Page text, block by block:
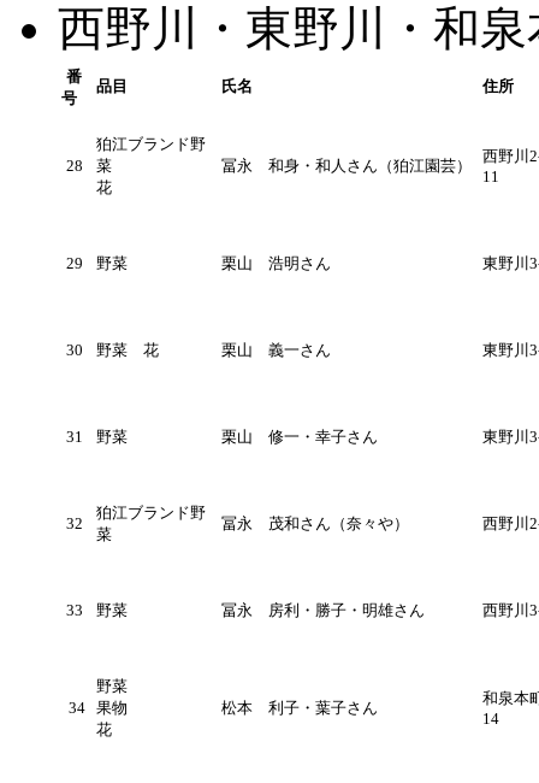
西野川・東野川・和
番
号
品目 氏名 住所
28
狛江ブランド野
菜
花
冨永 和身・和人さん（狛江園芸）
西野川
11
29 野菜 栗山 浩明さん 東野川
30 野菜 花 栗山 義一さん 東野川
31 野菜 栗山 修一・幸子さん 東野川
32
狛江ブランド野
菜
冨永 茂和さん（奈々や） 西野川
33 野菜 冨永 房利・勝子・明雄さん 西野川
34
野菜
果物
花
松本 利子・葉子さん
和泉本
14